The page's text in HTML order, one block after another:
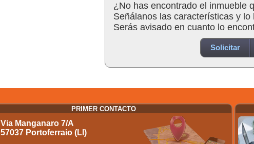
¿No has encontrado el inmueble
Señálanos las características y lo
Serás avisado en cuanto lo
Solicitar
PRIMER CONTACTO
Via Manganaro 7/A
57037 Portoferraio (LI)